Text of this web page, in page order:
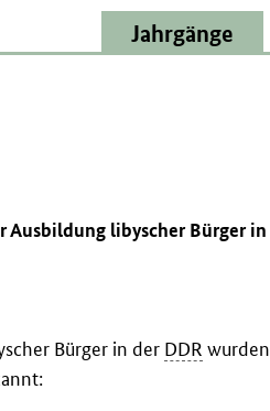
Jahrgänge
Ausbildung libyscher Bürger in
Bürger in der DDR wurden